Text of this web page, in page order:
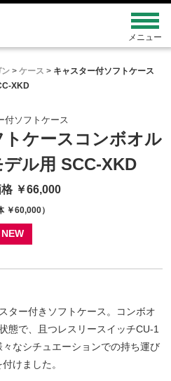
> ケース > キャスター付ソフトケース
XKD
付ソフトケース
ケース コンボオル
ル用 SCC-XKD
￥66,000
￥60,000）
NEW
ター付きソフトケース。コンボオ
態で、且つレスリースイッチCU-1
なシチュエーションでの持ち運び
けました。